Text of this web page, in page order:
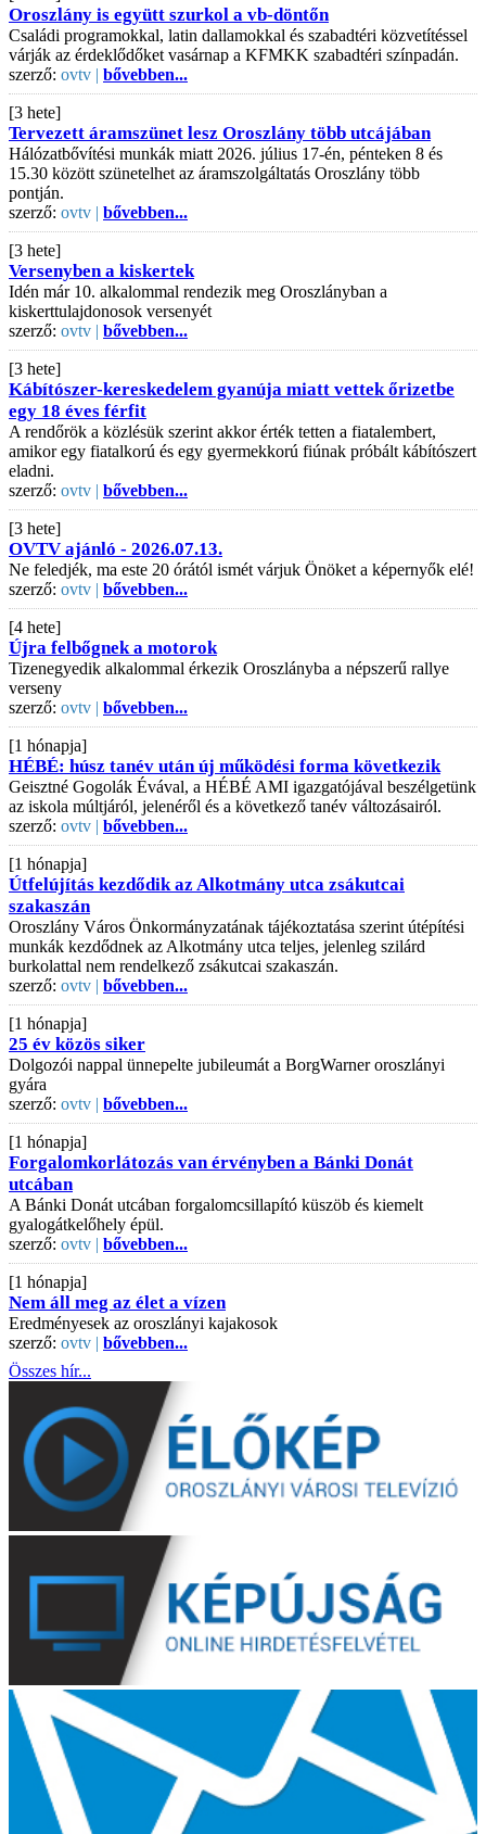
Oroszlány is együtt szurkol a vb-döntőn
Családi programokkal, latin dallamokkal és szabadtéri közvetítéssel
várják az érdeklődőket vasárnap a KFMKK szabadtéri színpadán.
szerző: ovtv | bővebben...
[3 hete]
Tervezett áramszünet lesz Oroszlány több utcájában
Hálózatbővítési munkák miatt 2026. július 17-én, pénteken 8 és
15.30 között szünetelhet az áramszolgáltatás Oroszlány több
pontján.
szerző: ovtv | bővebben...
[3 hete]
Versenyben a kiskertek
Idén már 10. alkalommal rendezik meg Oroszlányban a
kiskerttulajdonosok versenyét
szerző: ovtv | bővebben...
[3 hete]
Kábítószer-kereskedelem gyanúja miatt vettek őrizetbe
egy 18 éves férfit
A rendőrök a közlésük szerint akkor érték tetten a fiatalembert,
amikor egy fiatalkorú és egy gyermekkorú fiúnak próbált kábítószert
eladni.
szerző: ovtv | bővebben...
[3 hete]
OVTV ajánló - 2026.07.13.
Ne feledjék, ma este 20 órától ismét várjuk Önöket a képernyők elé!
szerző: ovtv | bővebben...
[4 hete]
Újra felbőgnek a motorok
Tizenegyedik alkalommal érkezik Oroszlányba a népszerű rallye
verseny
szerző: ovtv | bővebben...
[1 hónapja]
HÉBÉ: húsz tanév után új működési forma következik
Geisztné Gogolák Évával, a HÉBÉ AMI igazgatójával beszélgetünk
az iskola múltjáról, jelenéről és a következő tanév változásairól.
szerző: ovtv | bővebben...
[1 hónapja]
Útfelújítás kezdődik az Alkotmány utca zsákutcai
szakaszán
Oroszlány Város Önkormányzatának tájékoztatása szerint útépítési
munkák kezdődnek az Alkotmány utca teljes, jelenleg szilárd
burkolattal nem rendelkező zsákutcai szakaszán.
szerző: ovtv | bővebben...
[1 hónapja]
25 év közös siker
Dolgozói nappal ünnepelte jubileumát a BorgWarner oroszlányi
gyára
szerző: ovtv | bővebben...
[1 hónapja]
Forgalomkorlátozás van érvényben a Bánki Donát
utcában
A Bánki Donát utcában forgalomcsillapító küszöb és kiemelt
gyalogátkelőhely épül.
szerző: ovtv | bővebben...
[1 hónapja]
Nem áll meg az élet a vízen
Eredményesek az oroszlányi kajakosok
szerző: ovtv | bővebben...
Összes hír...